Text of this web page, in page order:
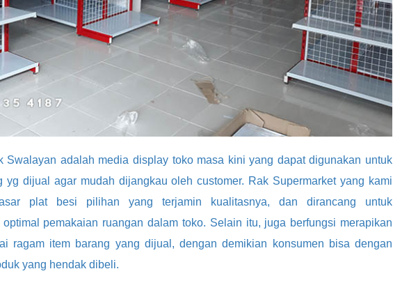
Swalayan adalah media display toko masa kini yang dapat digunakan untuk
yg dijual agar mudah dijangkau oleh customer. Rak Supermarket yang kami
plat besi pilihan yang terjamin kualitasnya, dan dirancang untuk
optimal pemakaian ruangan dalam toko. Selain itu, juga berfungsi merapikan
ragam item barang yang dijual, dengan demikian konsumen bisa dengan
yang hendak dibeli.